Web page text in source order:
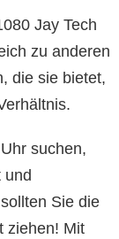
Jay Tech
zu anderen
die sie bietet,
suchen,
und
Sie die
ziehen! Mit